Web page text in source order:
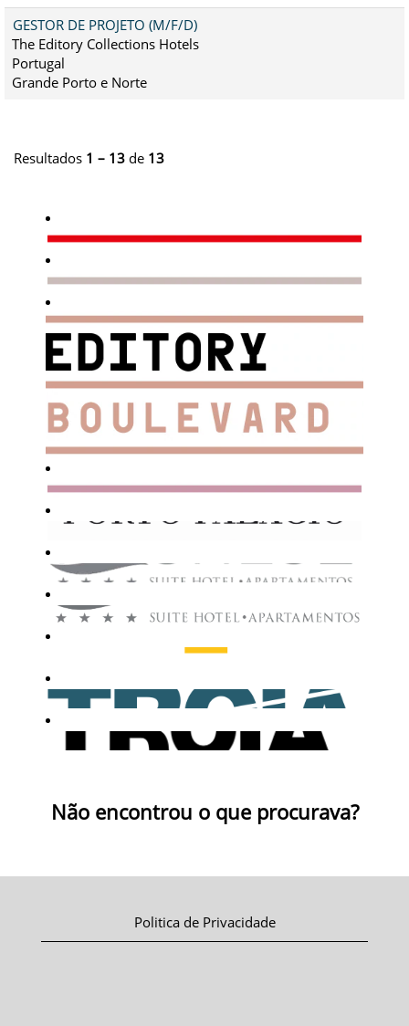
GESTOR DE PROJETO (M/F/D)
The Editory Collections Hotels
Portugal
Grande Porto e Norte
Resultados 1 – 13 de 13
Não encontrou o que procurava?
Politica de Privacidade